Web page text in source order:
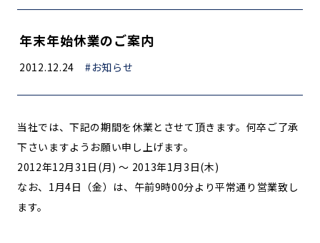
年末年始休業のご案内
2012.12.24 #お知らせ
当社では、下記の期間を休業とさせて頂きます。何卒ご了承
下さいますようお願い申し上げます。
2012年12月31日(月) ～ 2013年1月3日(木)
なお、1月4日（金）は、午前9時00分より平常通り営業致し
ます。